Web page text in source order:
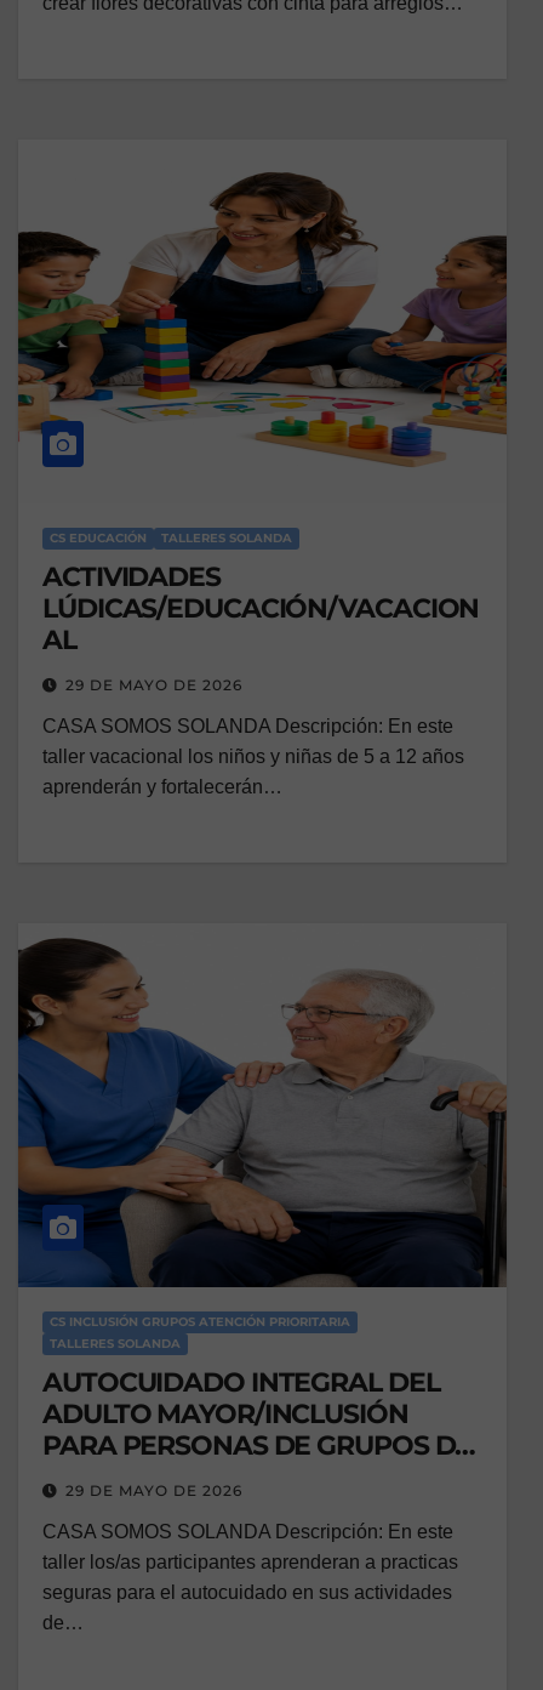
CS EDUCACIÓN TALLERES SOLANDA
ACTIVIDADES
LÚDICAS/EDUCACIÓN/VACACION
AL
29 DE MAYO DE 2026
CASA SOMOS SOLANDA Descripción: En este
taller vacacional los niños y niñas de 5 a 12 años
aprenderán y fortalecerán…
CS INCLUSIÓN GRUPOS ATENCIÓN PRIORITARIA
TALLERES SOLANDA
AUTOCUIDADO INTEGRAL DEL
ADULTO MAYOR/INCLUSIÓN
PARA PERSONAS DE GRUPOS DE
ATENCIÓN PRIORITARIA
29 DE MAYO DE 2026
CASA SOMOS SOLANDA Descripción: En este
taller los/as participantes aprenderan a practicas
seguras para el autocuidado en sus actividades
de…